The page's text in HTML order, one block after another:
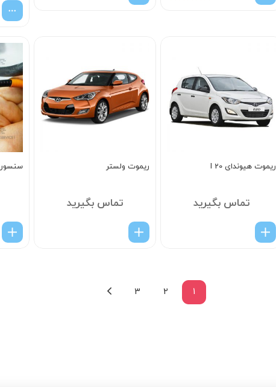
ریموت هیوندای I 20
تماس بگیرید
ریموت ولستر
تماس بگیرید
سنسور ABS چرخ جلو
1
2
3